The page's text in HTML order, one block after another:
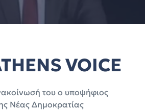
VOICE
του ο υποψήφιος
Νέας Δημοκρατίας